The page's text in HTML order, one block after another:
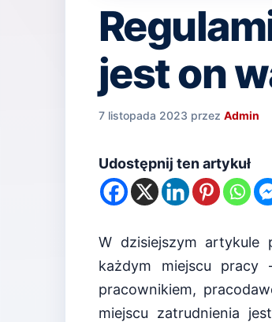
jest on
7 listopada 2023 przez Admin
Udostępnij ten artykuł
W dzisiejszym
każdym miejscu pracy
pracownikiem,
miejscu zatrudnienia